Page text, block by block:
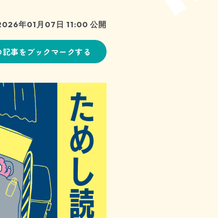
年01月07日 11:00 公開
記事をブックマークする